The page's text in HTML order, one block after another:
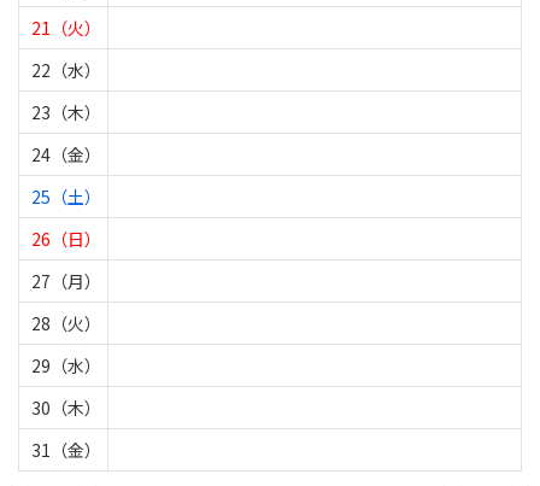
21（火）
22（水）
23（木）
24（金）
25（土）
26（日）
27（月）
28（火）
29（水）
30（木）
31（金）